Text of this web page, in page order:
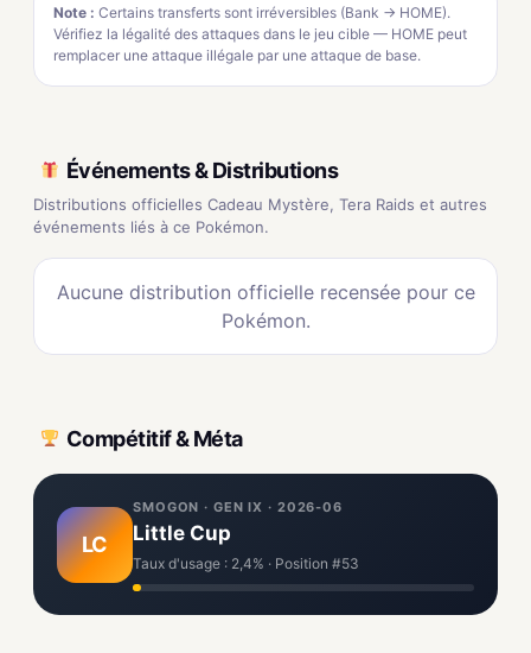
Note : Certains transferts sont irréversibles (Bank → HOME).
Vérifiez la légalité des attaques dans le jeu cible — HOME peut
remplacer une attaque illégale par une attaque de base.
Événements & Distributions
Distributions officielles Cadeau Mystère, Tera Raids et autres
événements liés à ce Pokémon.
Aucune distribution officielle recensée pour ce
Pokémon.
Compétitif & Méta
LC
SMOGON · GEN IX · 2026-06
Little Cup
Taux d'usage : 2,4% · Position #53